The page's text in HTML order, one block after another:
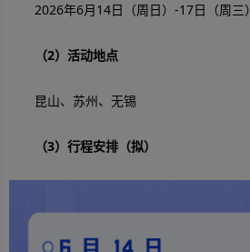
2026年6月14日（周日）-17日（周三）
（2）活动地点
昆山、苏州、无锡
（3）行程安排（拟）